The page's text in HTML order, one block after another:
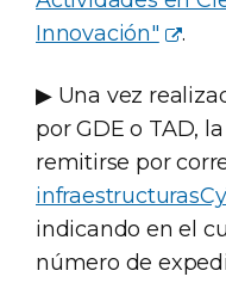
Innovación"
.
▶ Una vez
por GDE o TAD,
remitirse por
indicando en el
número de